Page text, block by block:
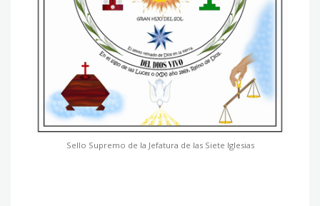
Sello Supremo de la Jefatura de las Siete Iglesias